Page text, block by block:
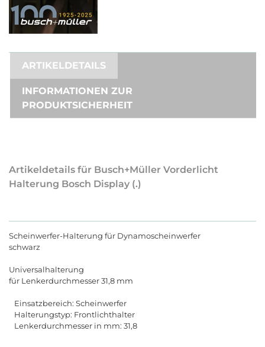
ARTIKELDETAILS
INFORMATIONEN ZUR
PRODUKTSICHERHEIT
Artikeldetails für Busch+Müller Vorderlicht
Halterung Bosch Display (.)
Scheinwerfer-Halterung für Dynamoscheinwerfer
schwarz
Universalhalterung
für Lenkerdurchmesser 31,8 mm
Einsatzbereich: Scheinwerfer
Halterungstyp: Frontlichthalter
Lenkerdurchmesser in mm: 31,8